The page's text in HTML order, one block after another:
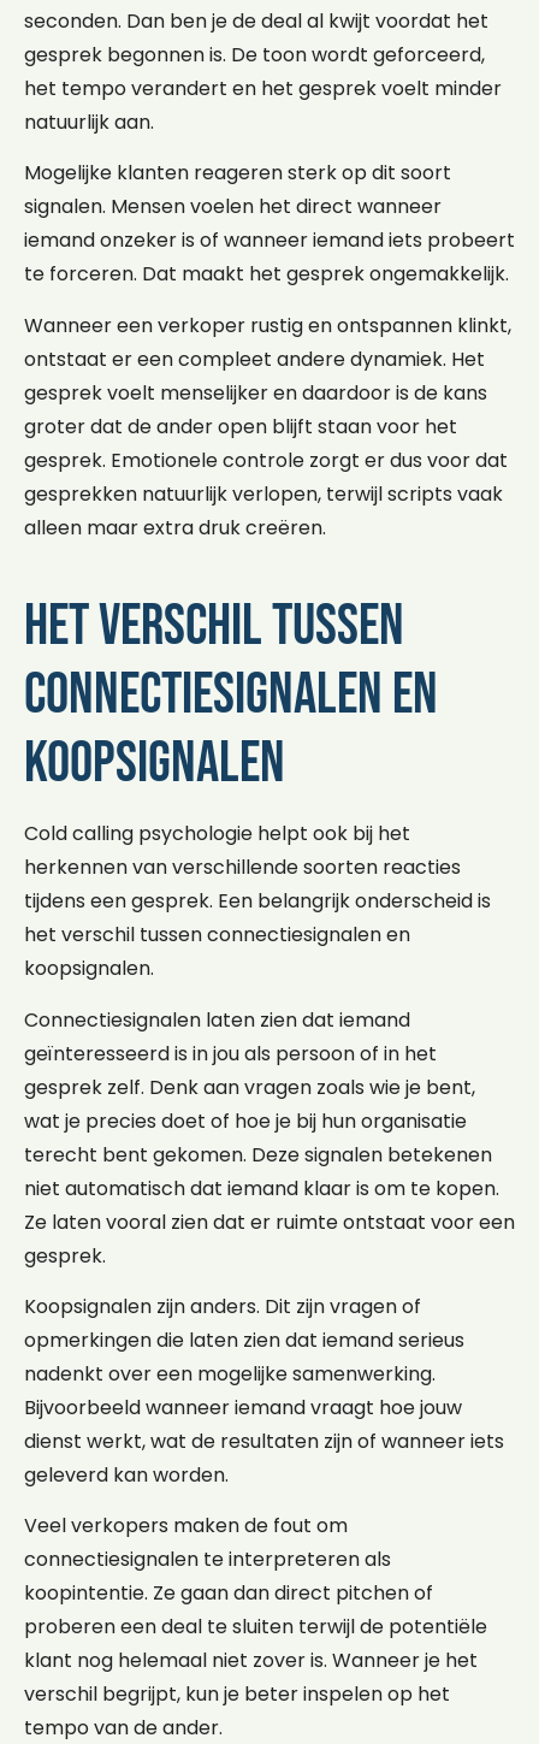
seconden. Dan ben je de deal al kwijt voordat het
gesprek begonnen is. De toon wordt geforceerd,
het tempo verandert en het gesprek voelt minder
natuurlijk aan.
Mogelijke klanten reageren sterk op dit soort
signalen. Mensen voelen het direct wanneer
iemand onzeker is of wanneer iemand iets probeert
te forceren. Dat maakt het gesprek ongemakkelijk.
Wanneer een verkoper rustig en ontspannen klinkt,
ontstaat er een compleet andere dynamiek. Het
gesprek voelt menselijker en daardoor is de kans
groter dat de ander open blijft staan voor het
gesprek. Emotionele controle zorgt er dus voor dat
gesprekken natuurlijk verlopen, terwijl scripts vaak
alleen maar extra druk creëren.
Het verschil tussen
connectiesignalen en
koopsignalen
Cold calling psychologie helpt ook bij het
herkennen van verschillende soorten reacties
tijdens een gesprek. Een belangrijk onderscheid is
het verschil tussen connectiesignalen en
koopsignalen.
Connectiesignalen laten zien dat iemand
geïnteresseerd is in jou als persoon of in het
gesprek zelf. Denk aan vragen zoals wie je bent,
wat je precies doet of hoe je bij hun organisatie
terecht bent gekomen. Deze signalen betekenen
niet automatisch dat iemand klaar is om te kopen.
Ze laten vooral zien dat er ruimte ontstaat voor een
gesprek.
Koopsignalen zijn anders. Dit zijn vragen of
opmerkingen die laten zien dat iemand serieus
nadenkt over een mogelijke samenwerking.
Bijvoorbeeld wanneer iemand vraagt hoe jouw
dienst werkt, wat de resultaten zijn of wanneer iets
geleverd kan worden.
Veel verkopers maken de fout om
connectiesignalen te interpreteren als
koopintentie. Ze gaan dan direct pitchen of
proberen een deal te sluiten terwijl de potentiële
klant nog helemaal niet zover is. Wanneer je het
verschil begrijpt, kun je beter inspelen op het
tempo van de ander.